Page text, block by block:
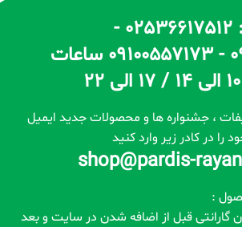
تلفن تماس : 02536617512 -
09126527173 - 09100557173 ساعات
، جشنواره ها و محصولات جدید ایمیل
را در کادر زیر وارد کنید
:
گارانتی قبل از اضافه شدن در سایت و بعد